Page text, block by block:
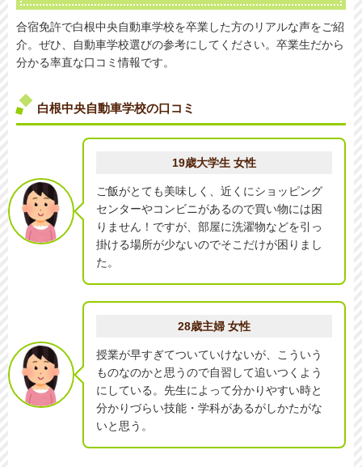
合宿免許で白根中央自動車学校を卒業した方のリアルな声をご紹
介。ぜひ、自動車学校選びの参考にしてください。卒業生だから
分かる率直な口コミ情報です。
白根中央自動車学校の口コミ
19歳大学生 女性
ご飯がとても美味しく、近くにショッピング
センターやコンビニがあるので買い物には困
りません！ですが、部屋に洗濯物などを引っ
掛ける場所が少ないのでそこだけが困りまし
た。
28歳主婦 女性
授業が早すぎてついていけないが、こういう
ものなのかと思うので自習して追いつくよう
にしている。先生によって分かりやすい時と
分かりづらい技能・学科があるがしかたがな
いと思う。